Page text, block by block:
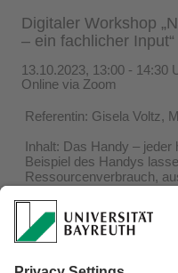
Digitaler Workshop
– ein fachlicher
13.10.2023, 13:00 - 14:30
Online via Zoom
Referentin: Gisela Voltz,
Inhalt: Das Handy – jeder
Beispiel des Handys
Ressourcenverbrauch,
kriegerischen Konflikten,
Handlungsmöglichkeiten